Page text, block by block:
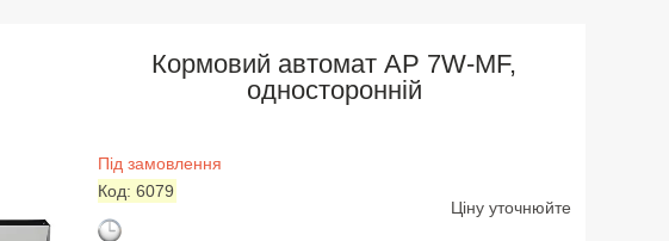
Кормовий автомат AP 7W-MF,
односторонній
Під замовлення
Код: 6079
Ціну уточнюйте